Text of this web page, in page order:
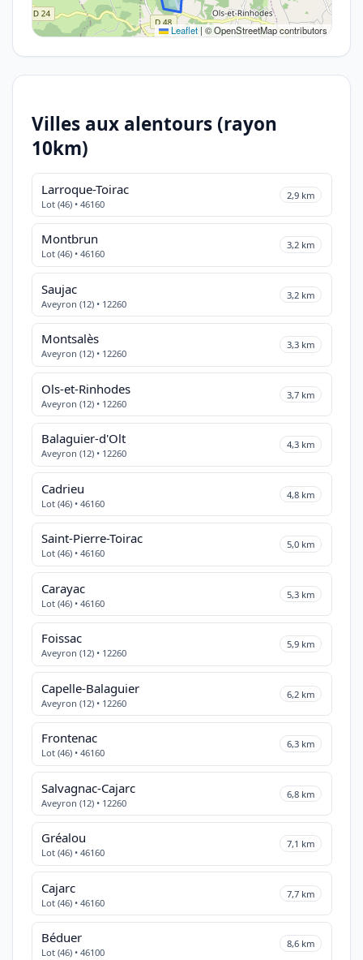
Leaflet | © OpenStreetMap contributors
Villes aux alentours (rayon
10km)
Larroque-Toirac
Lot (46) • 46160
2,9 km
Montbrun
Lot (46) • 46160
3,2 km
Saujac
Aveyron (12) • 12260
3,2 km
Montsalès
Aveyron (12) • 12260
3,3 km
Ols-et-Rinhodes
Aveyron (12) • 12260
3,7 km
Balaguier-d'Olt
Aveyron (12) • 12260
4,3 km
Cadrieu
Lot (46) • 46160
4,8 km
Saint-Pierre-Toirac
Lot (46) • 46160
5,0 km
Carayac
Lot (46) • 46160
5,3 km
Foissac
Aveyron (12) • 12260
5,9 km
Capelle-Balaguier
Aveyron (12) • 12260
6,2 km
Frontenac
Lot (46) • 46160
6,3 km
Salvagnac-Cajarc
Aveyron (12) • 12260
6,8 km
Gréalou
Lot (46) • 46160
7,1 km
Cajarc
Lot (46) • 46160
7,7 km
Béduer
Lot (46) • 46100
8,6 km